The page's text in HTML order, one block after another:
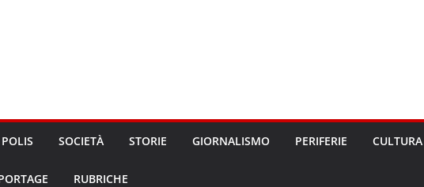
POLIS SOCIETÀ STORIE GIORNALISMO PERIFERIE CULTURA
RUBRICHE